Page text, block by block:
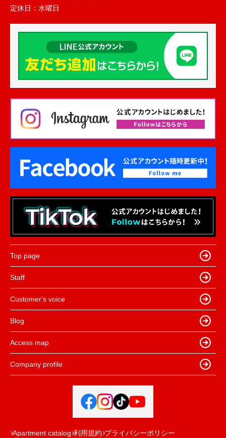
定休日： 水曜日
Top page
Staff
Customer's voice
Blog
Access map
Company profile
Apartment catalog 利用規約 プライバシーポリシー